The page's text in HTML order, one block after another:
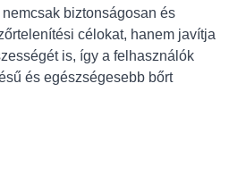
biztonságosan és
célokat, hanem javítja
is, így a felhasználók
és egészségesebb bőrt